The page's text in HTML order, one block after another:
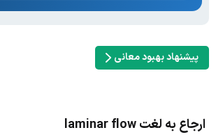
پیشنهاد بهبود معانی
ارجاع به لغت laminar flow